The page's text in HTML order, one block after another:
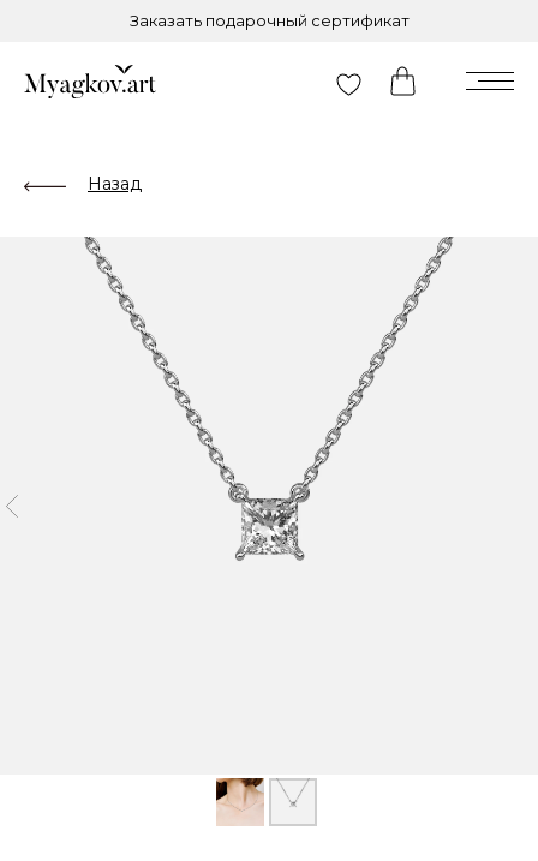
Заказать подарочный сертификат
Назад